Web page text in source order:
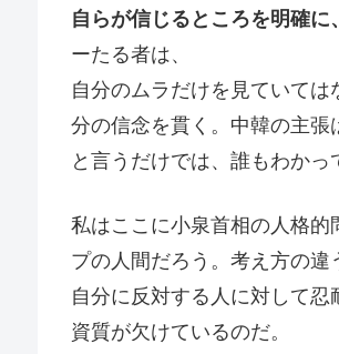
自らが信じるところを明確
ーたる者は、
自分のムラだけを見ていて
分の信念を貫く。中韓の主張
と言うだけでは、誰もわかっ
私はここに小泉首相の人格的
プの人間だろう。考え方の違
自分に反対する人に対して
資質が欠けているのだ。